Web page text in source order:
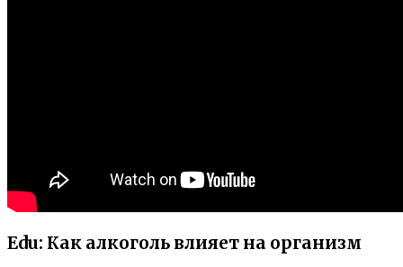
Edu: Как алкоголь влияет на организм